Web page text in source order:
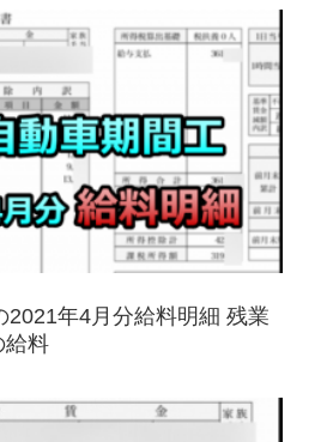
2021年4月分給料明細 残業
給料